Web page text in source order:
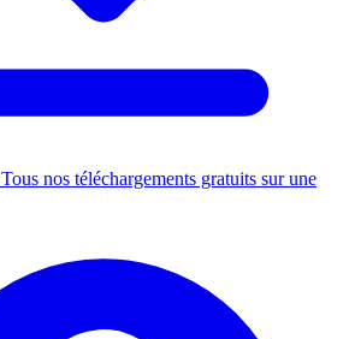
Tous nos téléchargements gratuits sur une